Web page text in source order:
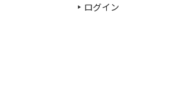
ログイン